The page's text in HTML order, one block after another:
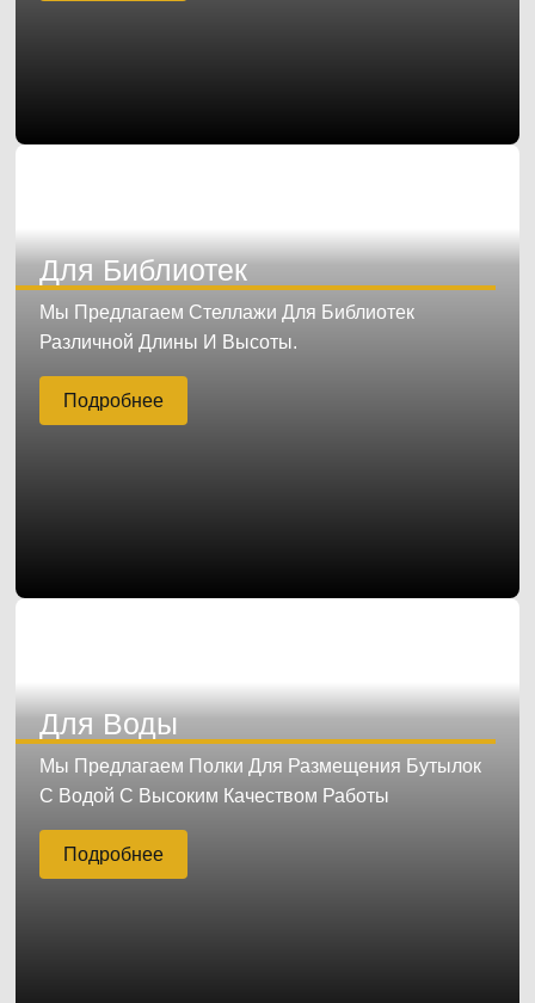
Для Библиотек
Мы Предлагаем Стеллажи Для Библиотек
Различной Длины И Высоты.
Подробнее
Для Воды
Мы Предлагаем Полки Для Размещения Бутылок
С Водой С Высоким Качеством Работы
Подробнее